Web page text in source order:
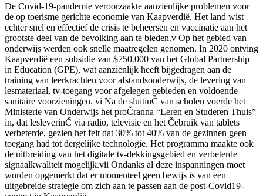
De Covid-19-pandemie veroorzaakte aanzienlijke problemen voor
de op toerisme gerichte economie van Kaapverdië. Het land wist
echter snel en effectief de crisis te beheersen en vaccinatie aan het
grootste deel van de bevolking aan te bieden.v Op het gebied van
onderwijs werden ook snelle maatregelen genomen. In 2020 ontving
Kaapverdië een subsidie van $750.000 van het Global Partnership
in Education (GPE), wat aanzienlijk heeft bijgedragen aan de
training van leerkrachten voor afstandsonderwijs, de levering van
lesmateriaal, tv-toegang voor afgelegen gebieden en voldoende
sanitaire voorzieningen. vi Na de sluitinČ van scholen voerde het
Ministerie van Onderwijs het proČranna “Leren en Studeren Thuis”
in, dat lesleverinČ via radio, televisie en het Čebruik van tablets
verbeterde, gezien het feit dat 30% tot 40% van de gezinnen geen
toegang had tot dergelijke technologie. Het programma maakte ook
de uitbreiding van het digitale tv-dekkingsgebied en verbeterde
signaalkwaliteit mogelijk.vii Ondanks al deze inspanningen moet
worden opgemerkt dat er momenteel geen bewijs is van een
uitgebreide strategie om zich aan te passen aan de post-Covid19-